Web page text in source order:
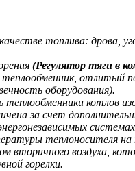
топлива: дрова,
(Регулятор тяги в
отлитый
оборудования).
котлов
за счет
теплоносителя
вторичного воздуха,
горелки.